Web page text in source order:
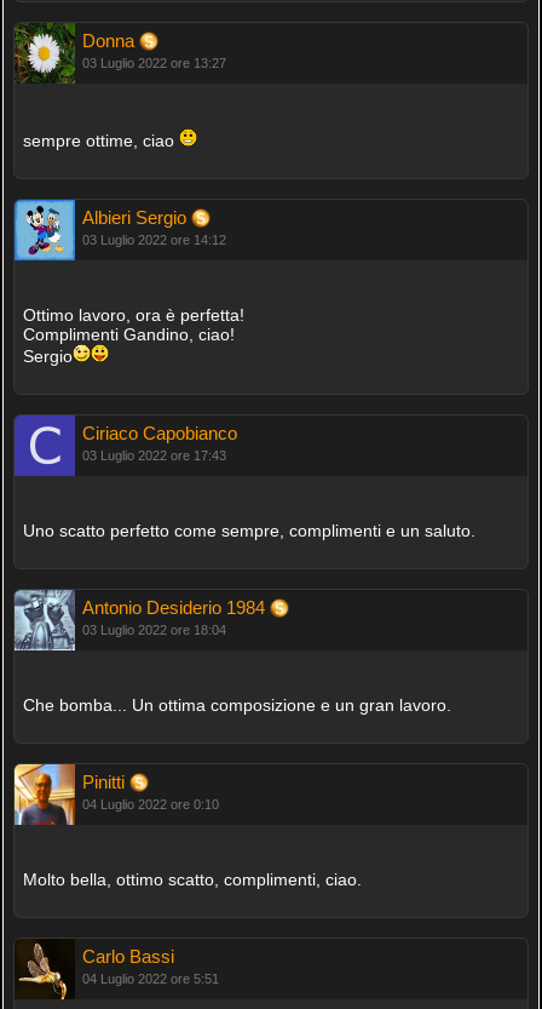
Donna
03 Luglio 2022 ore 13:27
sempre ottime, ciao
Albieri Sergio
03 Luglio 2022 ore 14:12
Ottimo lavoro, ora è perfetta!
Complimenti Gandino, ciao!
Sergio
Ciriaco Capobianco
03 Luglio 2022 ore 17:43
Uno scatto perfetto come sempre, complimenti e un saluto.
Antonio Desiderio 1984
03 Luglio 2022 ore 18:04
Che bomba... Un ottima composizione e un gran lavoro.
Pinitti
04 Luglio 2022 ore 0:10
Molto bella, ottimo scatto, complimenti, ciao.
Carlo Bassi
04 Luglio 2022 ore 5:51